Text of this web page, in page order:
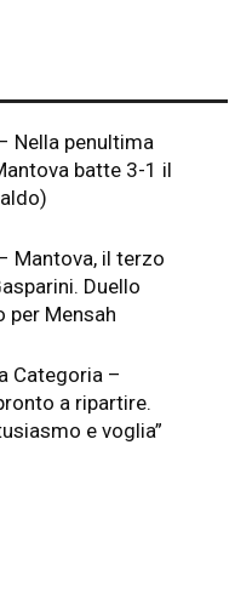
Nella penultima
batte 3-1 il
Mantova, il terzo
Duello
per Mensah
Categoria –
a ripartire.
e voglia”